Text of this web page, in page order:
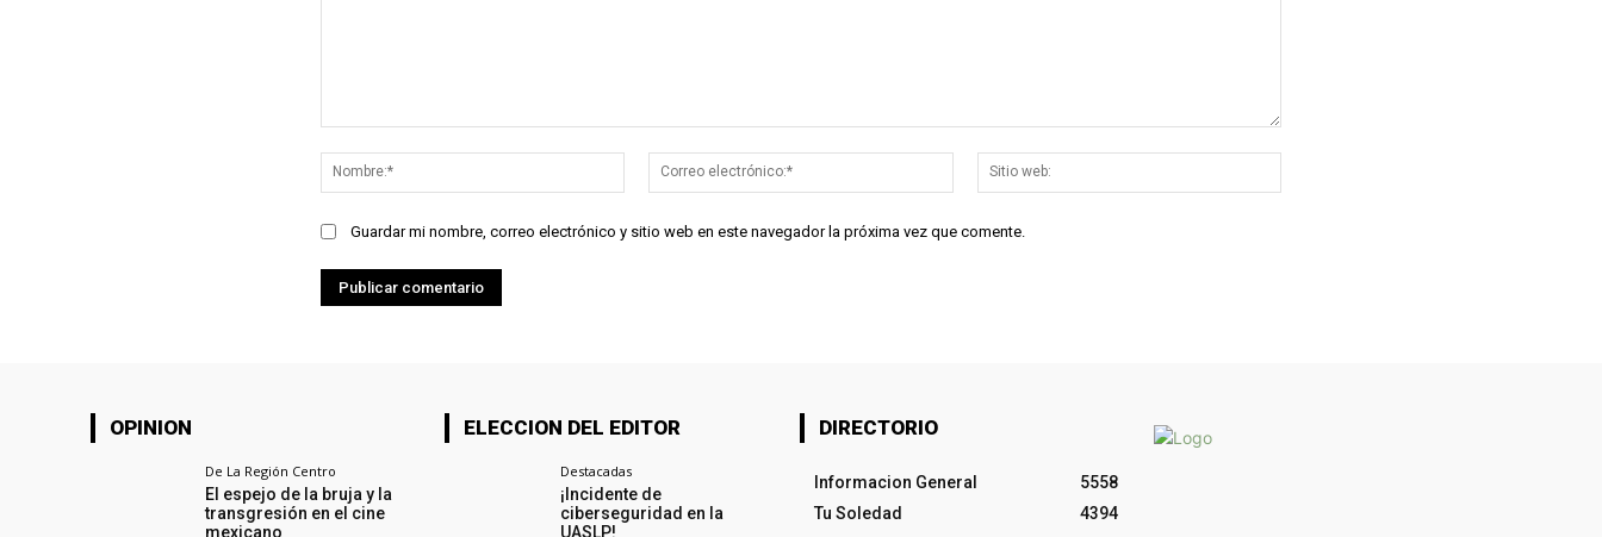
Nombre:*
Correo
electrónico:*
web:
Guardar mi nombre, correo electrónico y sitio web en este navegador la próxima vez que comente.
OPINION
De La Región Centro
El espejo de la bruja y la
transgresión en el cine
mexicano
ELECCION DEL EDITOR
Destacadas
¡Incidente de
ciberseguridad en la
UASLP!
DIRECTORIO
Informacion General
5558
Tu Soledad
4394